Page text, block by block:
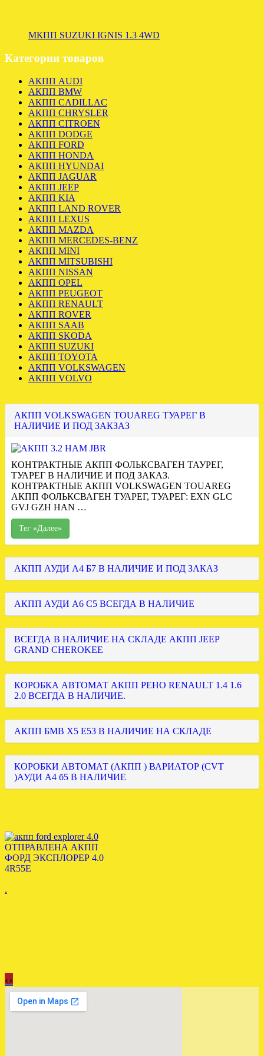
МКПП SUZUKI IGNIS 1.3 4WD
Категории товаров
АКПП AUDI
АКПП BMW
АКПП CADILLAC
АКПП CHRYSLER
АКПП CITROEN
АКПП DODGE
АКПП FORD
АКПП HONDA
АКПП HYUNDAI
АКПП JAGUAR
АКПП JEEP
АКПП KIA
АКПП LAND ROVER
АКПП LEXUS
АКПП MAZDA
АКПП MERCEDES-BENZ
АКПП MINI
АКПП MITSUBISHI
АКПП NISSAN
АКПП OPEL
АКПП PEUGEOT
АКПП RENAULT
АКПП ROVER
АКПП SAAB
АКПП SKODA
АКПП SUZUKI
АКПП TOYOTA
АКПП VOLKSWAGEN
АКПП VOLVO
АКПП VOLKSWAGEN TOUAREG ТУАРЕГ В
НАЛИЧИЕ И ПОД ЗАКЗАЗ
КОНТРАКТНЫЕ АКПП ФОЛЬКСВАГЕН ТАУРЕГ,
ТУАРЕГ В НАЛИЧИЕ И ПОД ЗАКАЗ.
КОНТРАКТНЫЕ АКПП VOLKSWAGEN TOUAREG
АКПП ФОЛЬКСВАГЕН ТУАРЕГ, ТУАРЕГ: EXN GLC
GVJ GZH HAN …
Тег «Далее»
АКПП АУДИ А4 Б7 В НАЛИЧИЕ И ПОД ЗАКАЗ
АКПП АУДИ А6 С5 ВСЕГДА В НАЛИЧИЕ
ВСЕГДА В НАЛИЧИЕ НА СКЛАДЕ АКПП JEEP
GRAND CHEROKEE
КОРОБКА АВТОМАТ АКПП РЕНО RENAULT 1.4 1.6
2.0 ВСЕГДА В НАЛИЧИЕ.
АКПП БМВ Х5 Е53 В НАЛИЧИЕ НА СКЛАДЕ
КОРОБКИ АВТОМАТ (АКПП ) ВАРИАТОР (CVT
)АУДИ А4 б5 В НАЛИЧИЕ
ОТПРАВЛЕНА АКПП
ФОРД ЭКСПЛОРЕР 4.0
4R55E
.
УСТАНОВЛЕНА МКПП
VW TRANSPORTER T5 2.5
‹›